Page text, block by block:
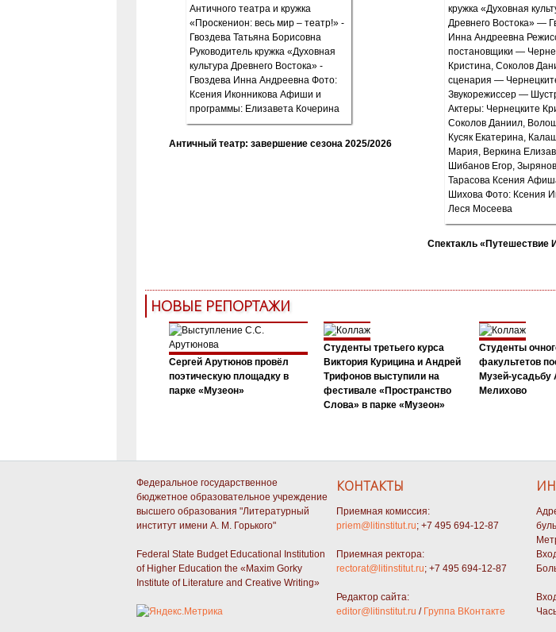
Античный театр: завершение сезона 2025/2026
Спектакль «Путешествие
НОВЫЕ РЕПОРТАЖИ
Сергей Арутюнов провёл
поэтическую площадку в
парке «Музеон»
Студенты третьего курса
Виктория Курицина и Андрей
Трифонов выступили на
фестивале «Пространство
Слова» в парке «Музеон»
Студенты
факультетов
Музей-усадьбу
Мелихово
Федеральное государственное
бюджетное образовательное учреждение
высшего образования "Литературный
институт имени А. М. Горького"
Federal State Budget Educational Institution
of Higher Education the «Maxim Gorky
Institute of Literature and Creative Writing»
КОНТАКТЫ
Приемная комиссия:
priem@litinstitut.ru; +7 495 694-12-87
Приемная ректора:
rectorat@litinstitut.ru; +7 495 694-12-87
Редактор сайта:
editor@litinstitut.ru / Группа ВКонтакте